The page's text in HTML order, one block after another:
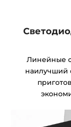
Линейные
наилучший